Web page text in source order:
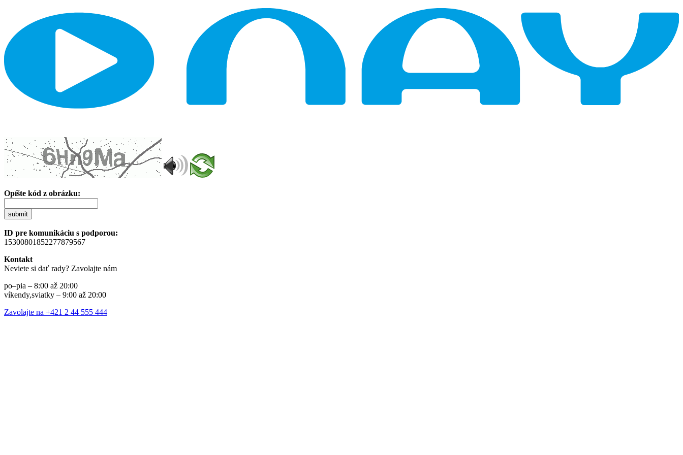
Opíšte kód z obrázku:
submit
ID pre komunikáciu s podporou:
15300801852277879567
Kontakt
Neviete si dať rady? Zavolajte nám
po–pia – 8:00 až 20:00
víkendy,sviatky – 9:00 až 20:00
Zavolajte na +421 2 44 555 444